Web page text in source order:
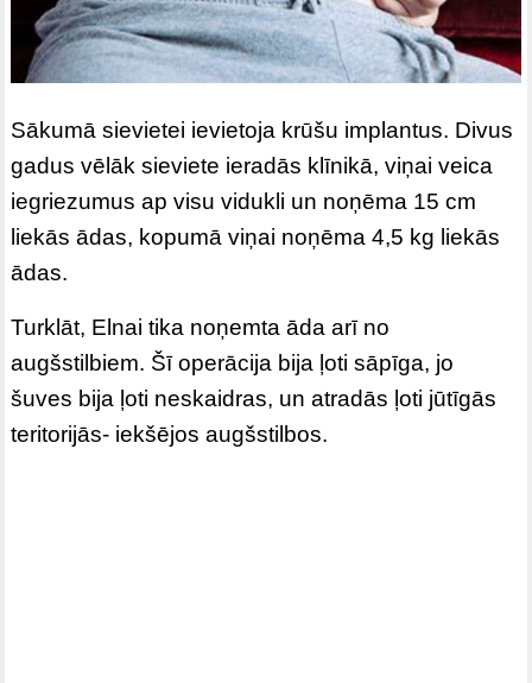
Sākumā sievietei ievietoja krūšu implantus. Divus
gadus vēlāk sieviete ieradās klīnikā, viņai veica
iegriezumus ap visu vidukli un noņēma 15 cm
liekās ādas, kopumā viņai noņēma 4,5 kg liekās
ādas.
Turklāt, Elnai tika noņemta āda arī no
augšstilbiem. Šī operācija bija ļoti sāpīga, jo
šuves bija ļoti neskaidras, un atradās ļoti jūtīgās
teritorijās- iekšējos augšstilbos.